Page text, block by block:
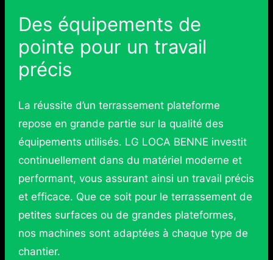
Des équipements de
pointe pour un travail
précis
La réussite d’un terrassement plateforme
repose en grande partie sur la qualité des
équipements utilisés. LG LOCA BENNE investit
continuellement dans du matériel moderne et
performant, vous assurant ainsi un travail précis
et efficace. Que ce soit pour le terrassement de
petites surfaces ou de grandes plateformes,
nos machines sont adaptées à chaque type de
chantier.